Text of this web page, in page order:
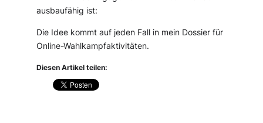
ausbaufähig ist:
Die Idee kommt auf jeden Fall in mein Dossier für
Online-Wahlkampfaktivitäten.
Diesen Artikel teilen: